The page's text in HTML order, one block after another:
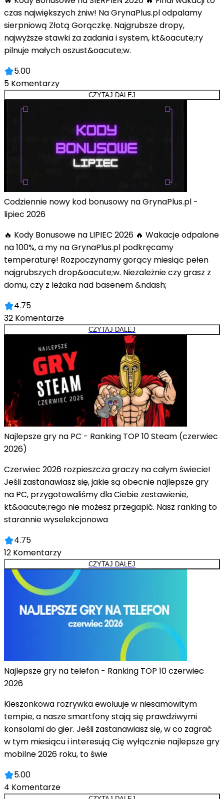
czas największych żniw! Na GrynaPlus.pl odpalamy
sierpniową Złotą Gorączkę. Najgrubsze dropy,
najwyższe stawki za zadania i system, kt&oacute;ry
pilnuje małych oszust&oacute;w.
5.00
5 Komentarzy
CZYTAJ DALEJ
Codziennie nowy kod bonusowy na GrynaPlus.pl -
lipiec 2026
🔥 Kody Bonusowe na LIPIEC 2026 🔥 Wakacje odpalone
na 100%, a my na GrynaPlus.pl podkręcamy
temperaturę! Rozpoczynamy gorący miesiąc pełen
najgrubszych drop&oacute;w. Niezależnie czy grasz z
domu, czy z leżaka nad basenem &ndash;
4.75
32 Komentarze
CZYTAJ DALEJ
Najlepsze gry na PC - Ranking TOP 10 Steam (czerwiec
2026)
Czerwiec 2026 rozpieszcza graczy na całym świecie!
Jeśli zastanawiasz się, jakie są obecnie najlepsze gry
na PC, przygotowaliśmy dla Ciebie zestawienie,
kt&oacute;rego nie możesz przegapić. Nasz ranking to
starannie wyselekcjonowa
4.75
12 Komentarzy
CZYTAJ DALEJ
Najlepsze gry na telefon - Ranking TOP 10 czerwiec
2026
Kieszonkowa rozrywka ewoluuje w niesamowitym
tempie, a nasze smartfony stają się prawdziwymi
konsolami do gier. Jeśli zastanawiasz się, w co zagrać
w tym miesiącu i interesują Cię wyłącznie najlepsze gry
mobilne 2026 roku, to świe
5.00
4 Komentarze